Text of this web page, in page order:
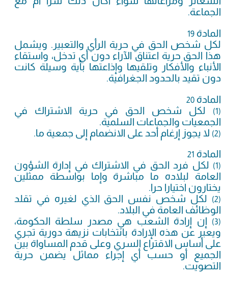
الجماعة.
المادة 19
لكل شخص الحق في حرية الرأي والتعبير. ويشمل
هذا الحق حرية اعتناق الآراء دون أي تدخل، واستقاء
الأنباء والأفكار وتلقيها وإذاعتها بأية وسيلة كانت
دون تقيد بالحدود الجغرافية.
المادة 20
(1)
لكل شخص الحق في حرية الاشتراك في
الجمعيات والجماعات السلمية.
(2)
لا يجوز إرغام أحد على الانضمام إلى جمعية ما.
المادة 21
(1)
لكل فرد الحق في الاشتراك في إدارة الشؤون
العامة لبلاده ما مباشرة وإما بواسطة ممثلين
يختارون اختيارا حرا.
(2)
لكل شخص نفس الحق الذي لغيره في تقلد
الوظائف العامة في البلاد.
(3)
إن إرادة الشعب هي مصدر سلطة الحكومة،
ويعبر عن هذه الإرادة بانتخابات نزيهة دورية تجري
على أساس الاقتراع السري وعلى قدم المساواة بين
الجميع أو حسب أي إجراء مماثل يضمن حرية
التصويت.